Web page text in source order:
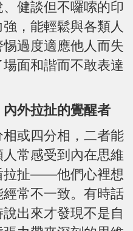
健談但不囉嗦的印
，能輕鬆與各類人
過度適應他人而失
面和諧而不敢表達
外拉扯的覺醒者
或四分相，二者能
常感受到內在思維
拉扯——他們心裡想
常不一致。有時話
出來才發現不是自